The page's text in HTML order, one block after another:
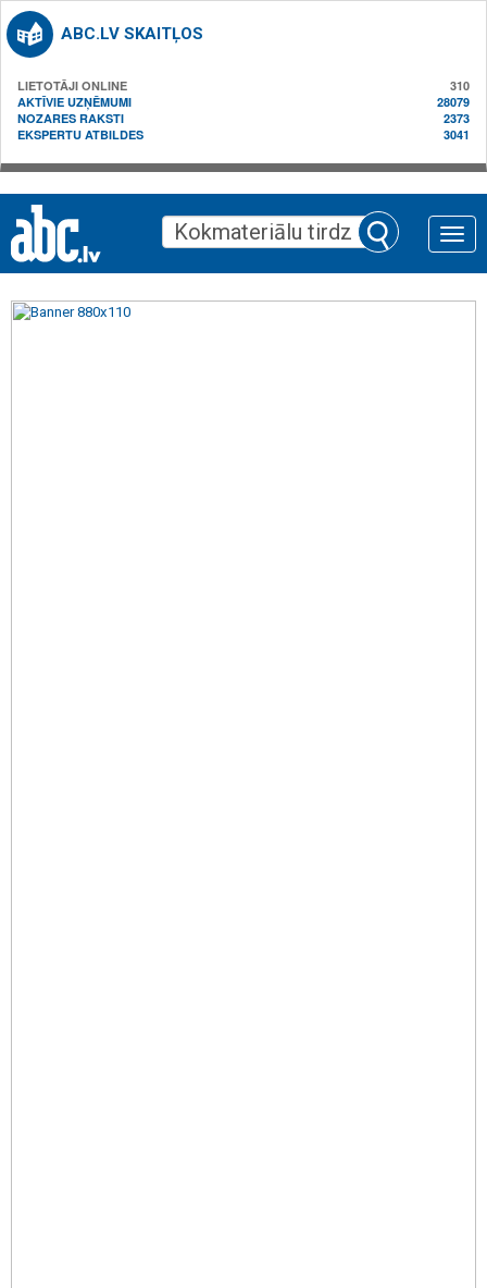
ABC.LV SKAITĻOS
LIETOTĀJI ONLINE
310
AKTĪVIE UZŅĒMUMI
28079
NOZARES RAKSTI
2373
EKSPERTU ATBILDES
3041
Toggle